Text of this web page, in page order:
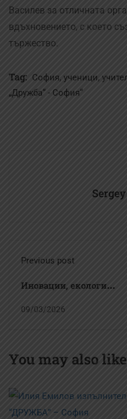
Василев за отличната
вдъхновението, с което
тържество.
Tag: София, ученици,
„Дружба“ - София“
Previous post
Иновации, екология
и креативност:
"firSTep 2026" се
„ДРУЖБА“ – София
09/03/2026
You may also like